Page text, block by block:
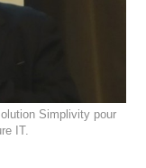
Simplivity pour
IT.